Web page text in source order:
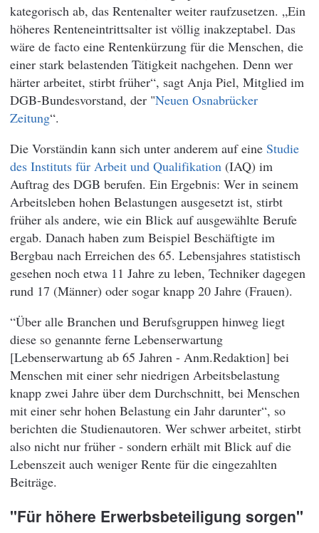
kategorisch ab, das Rentenalter weiter raufzusetzen. „Ein
höheres Renteneintrittsalter ist völlig inakzeptabel. Das
wäre de facto eine Rentenkürzung für die Menschen, die
einer stark belastenden Tätigkeit nachgehen. Denn wer
härter arbeitet, stirbt früher“, sagt Anja Piel, Mitglied im
DGB-Bundesvorstand, der "Neuen Osnabrücker
Zeitung“.
Die Vorständin kann sich unter anderem auf eine Studie
des Instituts für Arbeit und Qualifikation (IAQ) im
Auftrag des DGB berufen. Ein Ergebnis: Wer in seinem
Arbeitsleben hohen Belastungen ausgesetzt ist, stirbt
früher als andere, wie ein Blick auf ausgewählte Berufe
ergab. Danach haben zum Beispiel Beschäftigte im
Bergbau nach Erreichen des 65. Lebensjahres statistisch
gesehen noch etwa 11 Jahre zu leben, Techniker dagegen
rund 17 (Männer) oder sogar knapp 20 Jahre (Frauen).
“Über alle Branchen und Berufsgruppen hinweg liegt
diese so genannte ferne Lebenserwartung
[Lebenserwartung ab 65 Jahren - Anm.Redaktion] bei
Menschen mit einer sehr niedrigen Arbeitsbelastung
knapp zwei Jahre über dem Durchschnitt, bei Menschen
mit einer sehr hohen Belastung ein Jahr darunter“, so
berichten die Studienautoren. Wer schwer arbeitet, stirbt
also nicht nur früher - sondern erhält mit Blick auf die
Lebenszeit auch weniger Rente für die eingezahlten
Beiträge.
"Für höhere Erwerbsbeteiligung sorgen"